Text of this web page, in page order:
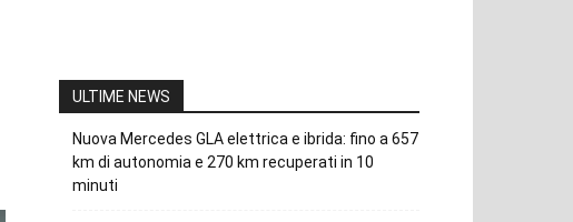
ULTIME NEWS
Nuova Mercedes GLA elettrica e ibrida: fino a 657
km di autonomia e 270 km recuperati in 10
minuti